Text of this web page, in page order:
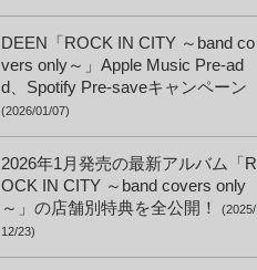
DEEN「ROCK IN CITY ～band co
vers only～」Apple Music Pre-ad
d、Spotify Pre-saveキャンペーン
(2026/01/07)
2026年1月発売の最新アルバム「R
OCK IN CITY ～band covers only
～」の店舗別特典を全公開！
(2025/
12/23)